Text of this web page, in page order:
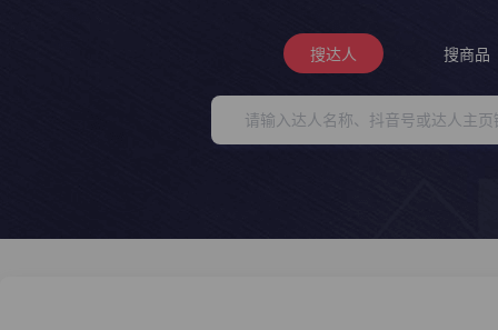
搜达人 搜商品